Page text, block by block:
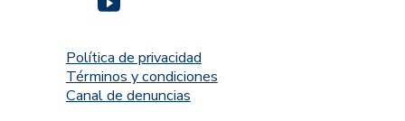
Política de privacidad
Términos y condiciones
Canal de denuncias